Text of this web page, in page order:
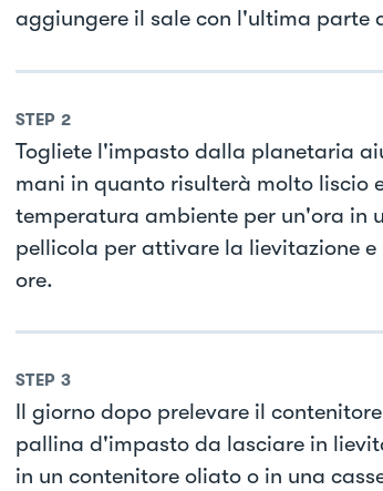
aggiungere il sale con l'ultima parte
STEP 2
Togliete l'impasto dalla planetaria
mani in quanto risulterà molto liscio
temperatura ambiente per un'ora in
pellicola per attivare la lievitazione e
ore.
STEP 3
Il giorno dopo prelevare il
pallina d'impasto da lasciare in
in un contenitore oliato o in una